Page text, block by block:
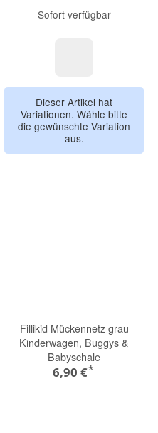
Sofort verfügbar
Dieser Artikel hat
Variationen. Wähle bitte
die gewünschte Variation
aus.
Fillikid Mückennetz grau
Kinderwagen, Buggys &
Babyschale
6,90 €*